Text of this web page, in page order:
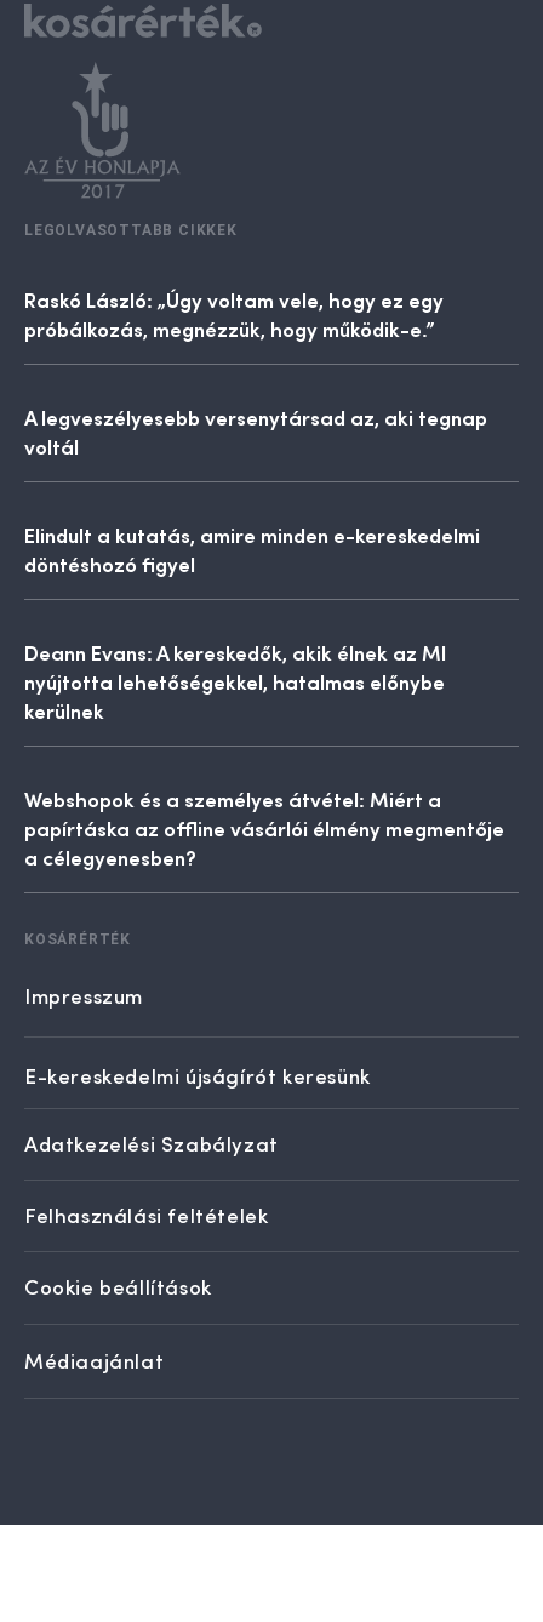
LEGOLVASOTTABB CIKKEK
Raskó László: „Úgy voltam vele, hogy ez egy
próbálkozás, megnézzük, hogy működik-e.”
A legveszélyesebb versenytársad az, aki tegnap
voltál
Elindult a kutatás, amire minden e-kereskedelmi
döntéshozó figyel
Deann Evans: A kereskedők, akik élnek az MI
nyújtotta lehetőségekkel, hatalmas előnybe
kerülnek
Webshopok és a személyes átvétel: Miért a
papírtáska az offline vásárlói élmény megmentője
a célegyenesben?
KOSÁRÉRTÉK
Impresszum
E-kereskedelmi újságírót keresünk
Adatkezelési Szabályzat
Felhasználási feltételek
Cookie beállítások
Médiaajánlat